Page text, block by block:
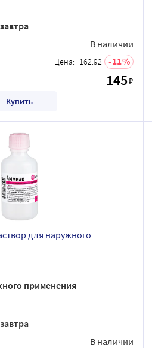
завтра
В наличии
Цена: 162.92 11
145₽
Купить
для наружного
применения
завтра
В наличии